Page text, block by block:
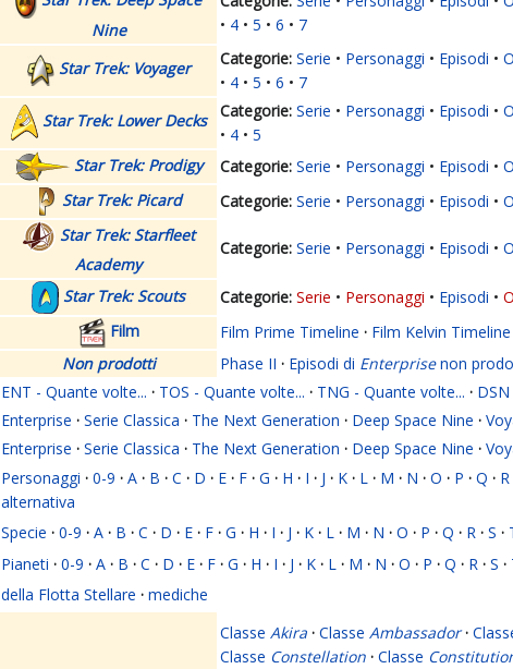
Nine
4
5 6 7
Star Trek: Voyager Serie Personaggi Episodi
4
5 6
7
Star Trek: Lower Decks
Serie Personaggi Episodi
4
5
Star Trek: Prodigy
Serie Personaggi Episodi
Star Trek: Picard
Serie Personaggi Episodi
Star Trek: Starfleet
Academy
Serie Personaggi Episodi
Star Trek: Scouts Serie Personaggi Episodi
Film
Film Prime Timeline · Film Kelvin Timeline
Non prodotti
Phase II · Episodi di Enterprisenon
ENT - Quante volte... · TOS - Quante volte... · TNG - Quante volte... ·
Enterprise · Serie Classica · The Next Generation · Deep Space Nine ·
Enterprise · Serie Classica · The Next Generation · Deep Space Nine ·
Personaggi · 0-9 · A · B · C · D · E · F · G · H · I · J · K · L · M · N · O · P · Q · R
alternativa
Specie · 0-9 · A · B · C · D · E · F · G · H · I · J · K · L · M · N · O · P · Q · R · S ·
Pianeti · 0-9 · A · B · C · D · E · F · G · H · I · J · K · L · M · N · O · P · Q · R · S ·
della Flotta Stellare · mediche
Classe Akira · Classe Ambassador ·
Classe Constellation · Classe